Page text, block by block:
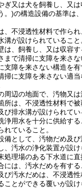
ぎ又は犬を飼養し、又
。)の構造設備の基準は
、不浸透性材料で作られ
溝が設けられていること
は、飼養し、又は収容
まで清掃に支障を来さな
支障を来さない構造を有
掃に支障を来さない適
周辺の地面で、汚物又
所は、不浸透性材料で
び排水溝が設けられてい
浄用水を十分に供給す
れていること。
備として、汚物だめ及
、汚水の浄化装置が設
処理場のある下水道に
には、汚水だめを有する
び汚水だめは、不浸透
ことができる覆いが設け